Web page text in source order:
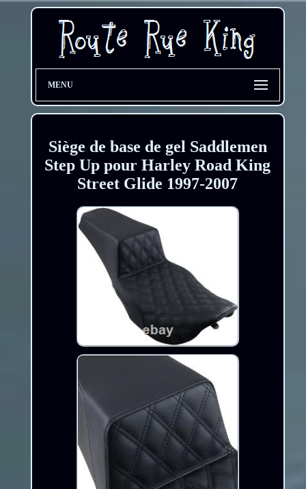
MENU
Siège de base de gel Saddlemen
Step Up pour Harley Road King
Street Glide 1997-2007